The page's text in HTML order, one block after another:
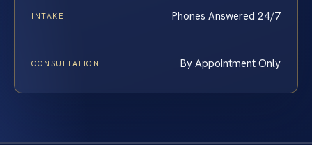
INTAKE Phones Answered 24/7
CONSULTATION By Appointment Only